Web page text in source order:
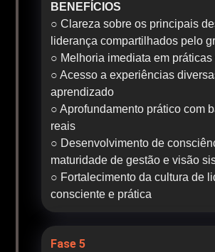
BENEFÍCIOS
○ Clareza sobre os principais
liderança compartilhados pelo
○ Melhoria imediata em práticas
○ Acesso a experiências
aprendizado
○ Aprofundamento prático com
reais
○ Desenvolvimento de
maturidade de gestão e visão
○ Fortalecimento da cultura de
consciente e prática
Fase 5